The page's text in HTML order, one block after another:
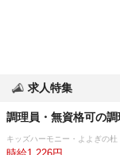
求人特集
調理員・無資格可の
キッズハーモニー・よよぎの杜